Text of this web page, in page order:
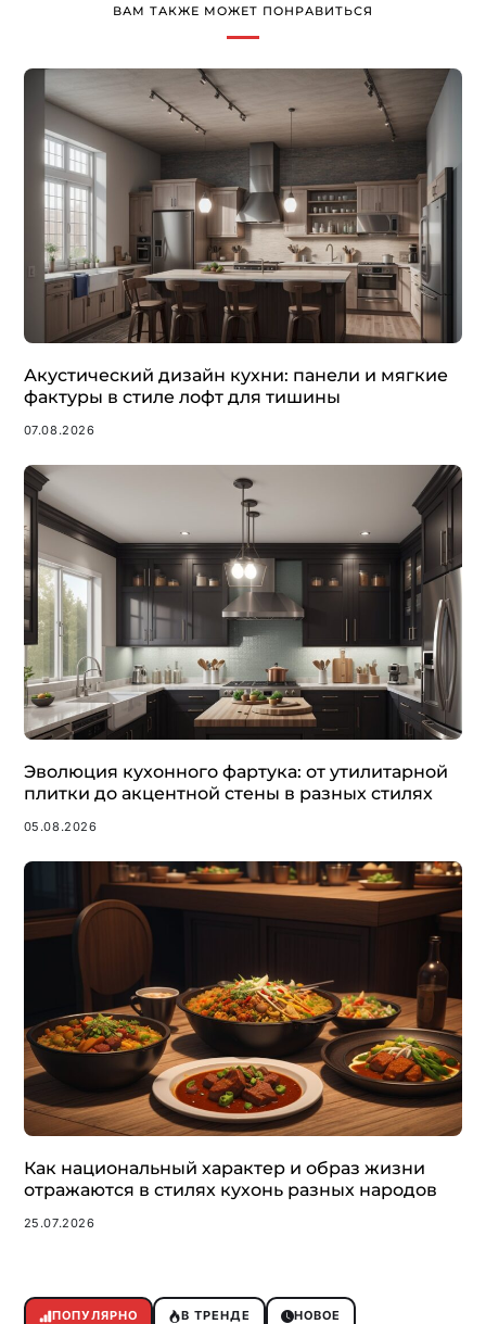
ВАМ ТАКЖЕ МОЖЕТ ПОНРАВИТЬСЯ
Акустический дизайн кухни: панели и мягкие
фактуры в стиле лофт для тишины
07.08.2026
Эволюция кухонного фартука: от утилитарной
плитки до акцентной стены в разных стилях
05.08.2026
Как национальный характер и образ жизни
отражаются в стилях кухонь разных народов
25.07.2026
ПОПУЛЯРНО В ТРЕНДЕ НОВОЕ